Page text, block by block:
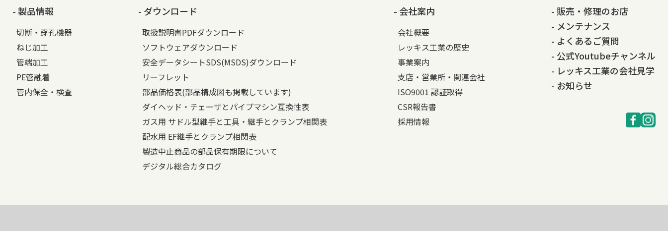
- 製品情報
切断・穿孔機器
ねじ加工
管端加工
PE管融着
管内保全・検査
- ダウンロード
取扱説明書PDFダウンロード
ソフトウェアダウンロード
安全データシートSDS(MSDS)ダウンロード
リーフレット
部品価格表(部品構成図も掲載しています)
ダイヘッド・チェーザとパイプマシン互換性表
ガス用 サドル型継手と工具・継手とクランプ相関表
配水用 EF継手とクランプ相関表
製造中止商品の部品保有期限について
デジタル総合カタログ
- 会社案内
会社概要
レッキス工業の歴史
事業案内
支店・営業所・関連会社
ISO9001 認証取得
CSR報告書
採用情報
- 販売・修理のお店
- メンテナンス
- よくあるご質問
- 公式Youtubeチャンネル
- レッキス工業の会社見学
- お知らせ